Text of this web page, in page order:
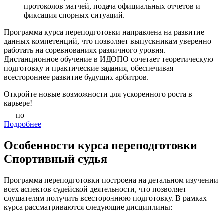
протоколов матчей, подача официальных отчетов и
фиксация спорных ситуаций.
Программа курса переподготовки направлена на развитие
данных компетенций, что позволяет выпускникам уверенно
работать на соревнованиях различного уровня.
Дистанционное обучение в ИДОПО сочетает теоретическую
подготовку и практические задания, обеспечивая
всестороннее развитие будущих арбитров.
Откройте новые возможности для ускоренного роста в
карьере!
по
Подробнее
Особенности курса переподготовки
Спортивный судья
Программа переподготовки построена на детальном изучении
всех аспектов судейской деятельности, что позволяет
слушателям получить всестороннюю подготовку. В рамках
курса рассматриваются следующие дисциплины: